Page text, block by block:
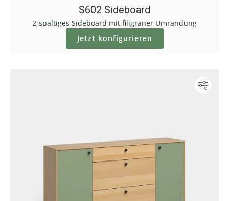
S602 Sideboard
2-spaltiges Sideboard mit filigraner Umrandung
Jetzt konfigurieren